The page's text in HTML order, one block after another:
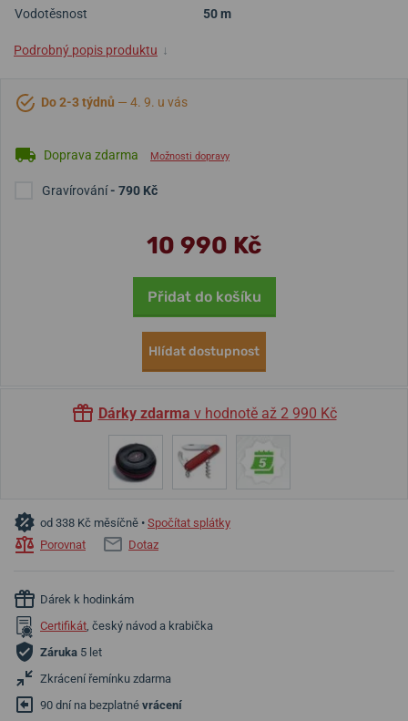
Vodotěsnost
50 m
Podrobný popis produktu ↓
Do 2-3 týdnů — 4. 9. u vás
Doprava zdarma Možnosti dopravy
Gravírování- 790 Kč
10 990 Kč
Přidat do košíku
Hlídat dostupnost
Dárky zdarma v hodnotě až 2 990 Kč
od 338 Kč měsíčně • Spočítat splátky
Porovnat
Dotaz
Dárek k hodinkám
Certifikát, český návod a krabička
Záruka 5 let
Zkrácení řemínku zdarma
90 dní na bezplatné vrácení